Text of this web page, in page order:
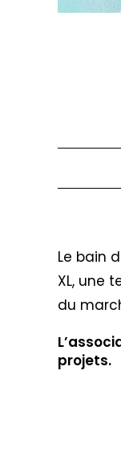
Le bain
XL, une
du
projets.